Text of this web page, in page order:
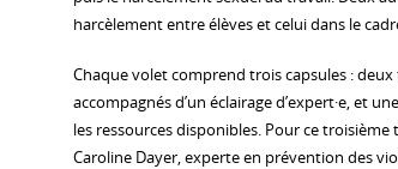
harcèlement entre élèves et celui dans le
Chaque volet comprend trois capsules :
accompagnés d’un éclairage d’expert·e, et
les ressources disponibles. Pour ce
Caroline Dayer, experte en prévention des